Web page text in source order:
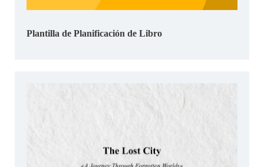
Plantilla de Planificación de Libro